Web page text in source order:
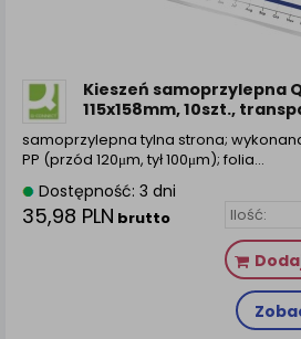
Kieszeń samoprzylepna
115x158mm, 10szt.,
samoprzylepna tylna strona;
PP (przód 120μm, tył 100μm); folia…
Dostępność: 3 dni
35,98 PLN brutto